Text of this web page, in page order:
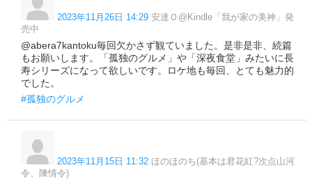
2023年11月26日 14:29 安達Ｏ@Kindle「我が家の美神」発
売中
@abera7kantoku毎回欠かさず観ていました。是非是非、続篇
もお願いします。「孤独のグルメ」や「深夜食堂」みたいに長
寿シリーズになって欲しいです。ロケ地も毎回、とても魅力的
でした。
#孤独のグルメ
2023年11月15日 11:32 ほのほのち(基本は君花紅?次点山河
令、陳情令)